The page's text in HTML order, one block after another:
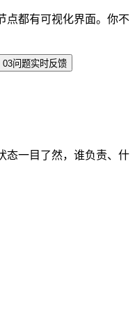
点都有可视化界面。你不
03问题实时反馈
态一目了然，谁负责、什